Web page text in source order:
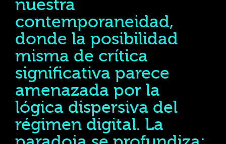
nuestra
contemporaneidad,
donde la posibilidad
misma de crítica
significativa parece
amenazada por la
lógica dispersiva del
régimen digital. La